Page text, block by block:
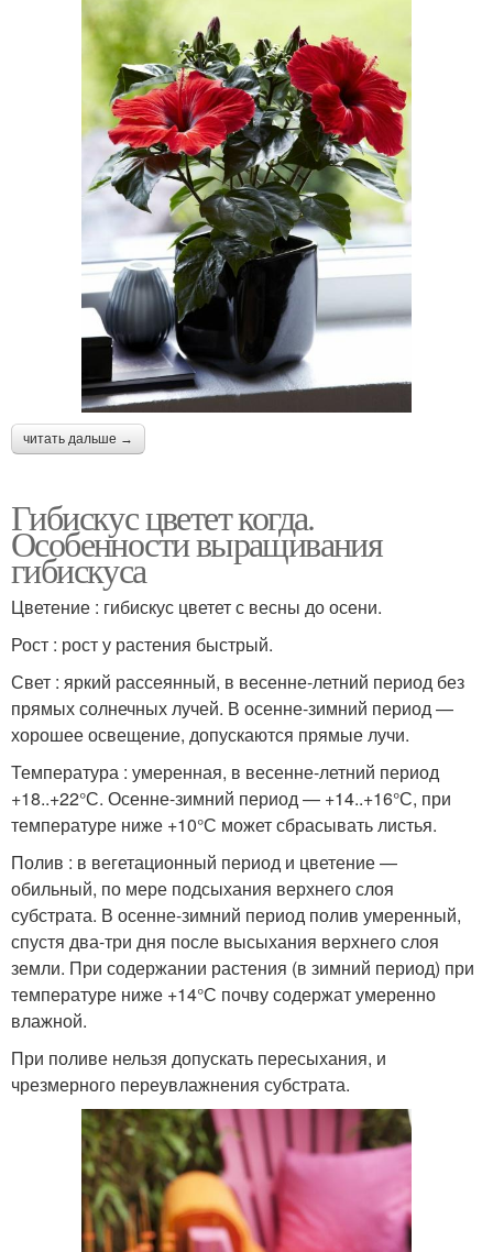
читать дальше →
Гибискус цветет когда.
Особенности выращивания
гибискуса
Цветение : гибискус цветет с весны до осени.
Рост : рост у растения быстрый.
Свет : яркий рассеянный, в весенне-летний период без
прямых солнечных лучей. В осенне-зимний период —
хорошее освещение, допускаются прямые лучи.
Температура : умеренная, в весенне-летний период
+18..+22°С. Осенне-зимний период — +14..+16°С, при
температуре ниже +10°С может сбрасывать листья.
Полив : в вегетационный период и цветение —
обильный, по мере подсыхания верхнего слоя
субстрата. В осенне-зимний период полив умеренный,
спустя два-три дня после высыхания верхнего слоя
земли. При содержании растения (в зимний период) при
температуре ниже +14°С почву содержат умеренно
влажной.
При поливе нельзя допускать пересыхания, и
чрезмерного переувлажнения субстрата.